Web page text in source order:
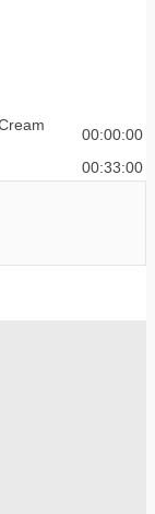
00:00:00
00:33:00